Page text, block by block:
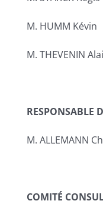
M. HUMM Kévin
M. THEVENIN
RESPONSABLE
M. ALLEMANN
COMITÉ